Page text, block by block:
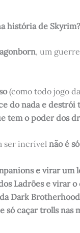
história de Skyrim?
, um
(como todo jogo
do nada e destrói
tem o poder dos
ser incrívelnão é
e virar um
Ladrões e virar o
Dark
só caçar trolls nas